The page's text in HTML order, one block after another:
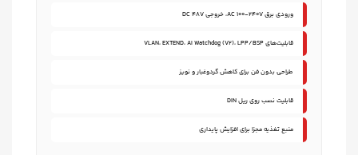
ورودی برق AC 100-240V، خروجی DC 48V
قابلیت‌های VLAN، EXTEND، AI Watchdog (V2)، LPP/BSP
طراحی بدون فن برای کاهش گردوغبار و نویز
قابلیت نصب روی ریل DIN
منبع تغذیه مجزا برای افزایش پایداری